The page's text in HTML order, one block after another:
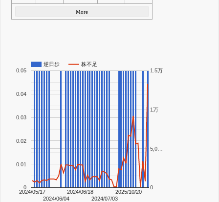
More
逆日歩 株不足
2024/05/17
2024/06/04
2024/06/18
2024/07/03
2025/10/20
0
0.01
0.02
0.03
0.04
0.05
0
5,0…
1万
1.5万